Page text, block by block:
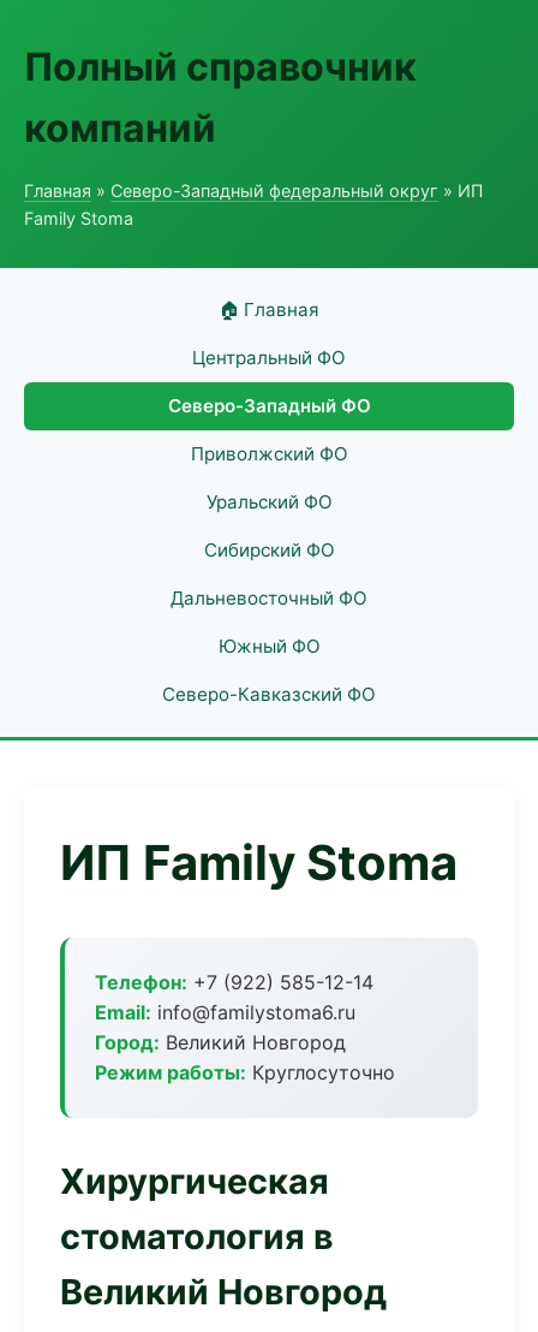
Полный справочник
компаний
Главная » Северо-Западный федеральный округ » ИП
Family Stoma
🏠 Главная
Центральный ФО
Северо-Западный ФО
Приволжский ФО
Уральский ФО
Сибирский ФО
Дальневосточный ФО
Южный ФО
Северо-Кавказский ФО
ИП Family Stoma
Телефон: +7 (922) 585-12-14
Email: info@familystoma6.ru
Город: Великий Новгород
Режим работы: Круглосуточно
Хирургическая
стоматология в
Великий Новгород